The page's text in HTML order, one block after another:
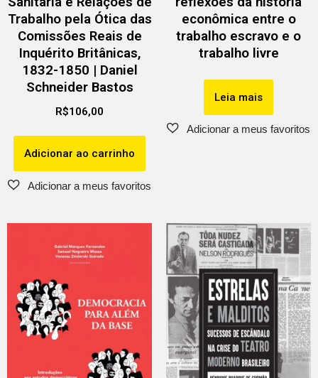
Trabalho pela Ótica das
Comissões Reais de
Inquérito Britânicas,
1832-1850 | Daniel
Schneider Bastos
R$106,00
Adicionar ao carrinho
econômica entre o
trabalho escravo e o
trabalho livre
Leia mais